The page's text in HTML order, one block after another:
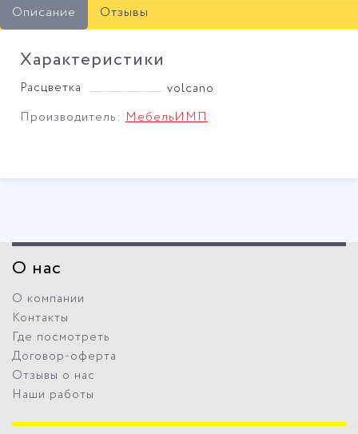
Описание Отзывы
Характеристики
Расцветка
volcano
Производитель:МебельИМП
О нас
О компании
Контакты
Где посмотреть
Договор-оферта
Отзывы о нас
Наши работы